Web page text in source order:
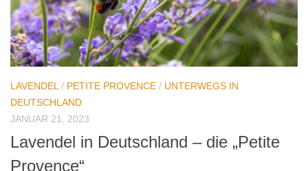
LAVENDEL/ PETITE PROVENCE / UNTERWEGS IN
DEUTSCHLAND
JANUAR 21, 2023
Lavendel in Deutschland – die „Petite
Provence“